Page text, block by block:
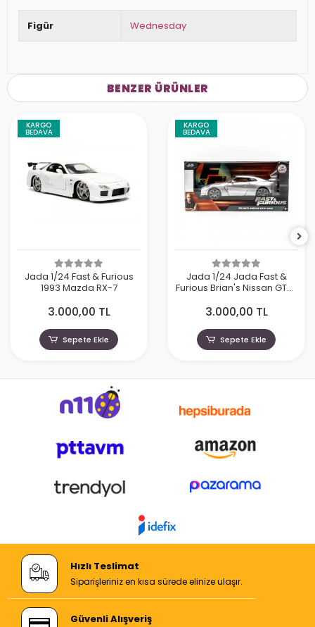
Figür Wednesday
BENZER ÜRÜNLER
KARGO
BEDAVA
Jada 1/24 Fast & Furious
1993 Mazda RX-7
3.000,00 TL
Sepete Ekle
KARGO
BEDAVA
Jada 1/24 Jada Fast &
Furious Brian's Nissan GT-R
3.000,00 TL
Sepete Ekle
Hızlı Teslimat
Siparişleriniz en kısa sürede elinize ulaşır.
Güvenli Alışveriş